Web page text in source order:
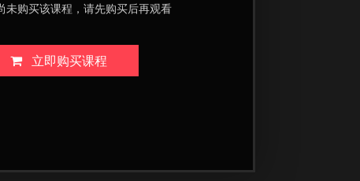
未购买该课程，请先购买后再观看
立即购买课程